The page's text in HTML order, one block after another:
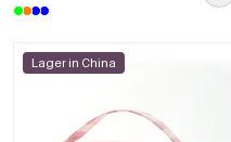
Lager in China